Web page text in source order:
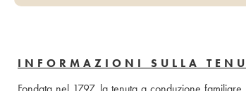
INFORMAZIONI SULLA